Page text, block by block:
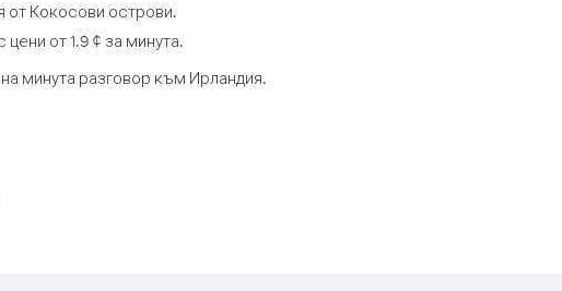
от Кокосови острови.
от 1.9 ¢ за минута.
минута разговор към Ирландия.